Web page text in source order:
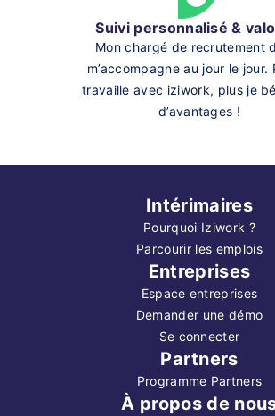
Suivi personnalisé &
Mon chargé de recrutement
m’accompagne au jour le jour.
travaille avec iziwork, plus je
d’avantages !
Intérimaires
Pourquoi Iziwork ?
Parcourir les emplois
Entreprises
Espace entreprises
Demander une démo
Se connecter
Partners
Programme Partners
À propos de